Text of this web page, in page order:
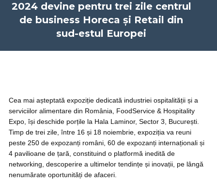
2024 devine pentru trei zile centrul
de business Horeca și Retail din
sud-estul Europei
Cea mai așteptată expoziție dedicată industriei ospitalității și a
serviciilor alimentare din România, FoodService & Hospitality
Expo, își deschide porțile la Hala Laminor, Sector 3, București.
Timp de trei zile, între 16 și 18 noiembrie, expoziția va reuni
peste 250 de expozanți români, 60 de expozanți internaționali și
4 pavilioane de țară, constituind o platformă inedită de
networking, descoperire a ultimelor tendințe și inovații, pe lângă
nenumărate oportunități de afaceri.